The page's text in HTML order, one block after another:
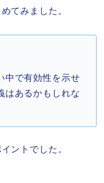
てみました。
中で有効性を示せ
はあるかもしれな
ントでした。